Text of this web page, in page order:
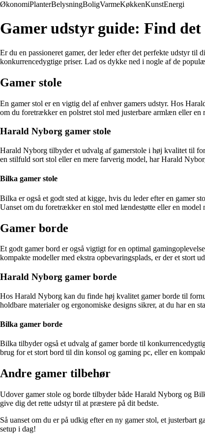
ØkonomiPlanterBelysningBoligVarmeKøkkenKunstEnergi
Gamer udstyr guide: Find
Er du en passioneret gamer, der leder efter det perfekte udstyr
konkurrencedygtige priser. Lad os dykke ned i nogle af de
Gamer stole
En gamer stol er en vigtig del af enhver gamers udstyr. Hos
om du foretrækker en polstret stol med justerbare armlæn eller
Harald Nyborg gamer stole
Harald Nyborg tilbyder et udvalg af gamerstole i høj kvalitet til
en stilfuld sort stol eller en mere farverig model, har Harald
Bilka gamer stole
Bilka er også et godt sted at kigge, hvis du leder efter en gamer
Uanset om du foretrækker en stol med lændestøtte eller en
Gamer borde
Et godt gamer bord er også vigtigt for en optimal
kompakte modeller med ekstra opbevaringsplads, er der et stort
Harald Nyborg gamer borde
Hos Harald Nyborg kan du finde høj kvalitet gamer borde til
holdbare materialer og ergonomiske designs sikrer, at du har en
Bilka gamer borde
Bilka tilbyder også et udvalg af gamer borde til
brug for et stort bord til din konsol og gaming pc, eller en
Andre gamer tilbehør
Udover gamer stole og borde tilbyder både Harald Nyborg og
give dig det rette udstyr til at præstere på dit bedste.
Så uanset om du er på udkig efter en ny gamer stol, et
setup i dag!